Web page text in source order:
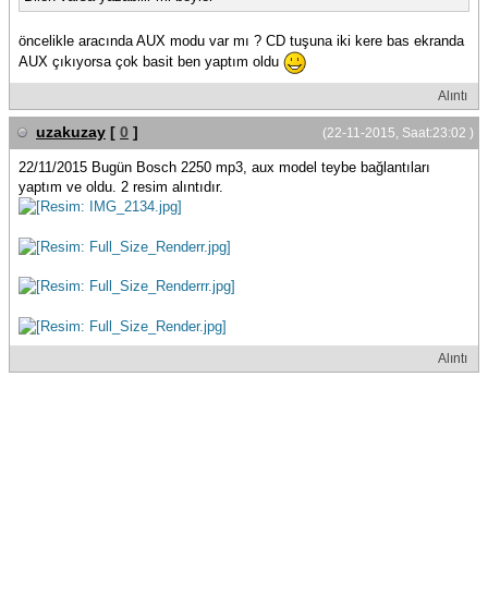
öncelikle aracında AUX modu var mı ? CD tuşuna iki kere bas ekranda
AUX çıkıyorsa çok basit ben yaptım oldu
Alıntı
(22-11-2015, Saat:23:02 )
uzakuzay [ 0 ]
22/11/2015 Bugün Bosch 2250 mp3, aux model teybe bağlantıları
yaptım ve oldu. 2 resim alıntıdır.
Alıntı